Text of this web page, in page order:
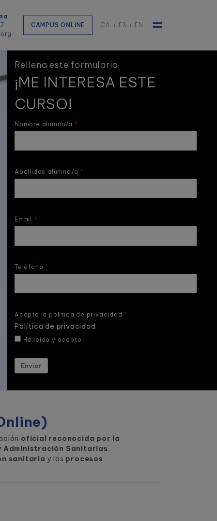
CAMPUS ONLINE CA ES EN
Rellena este formulario
¡ME INTERESA ESTE
CURSO!
Nombre alumno/a
Apellidos alumno/a
Email
Teléfono
Acepto la política de privacidad
Política de privacidad
He leído y acepto
Enviar
oficial reconocida por la
Administración Sanitarias.
sanitaria y los procesos